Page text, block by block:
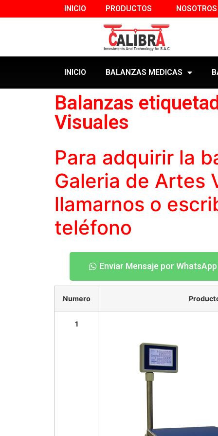
INICIO PRODUCTOS NOSOTROS
INICIO BALANZAS MEDICAS
Balanzas
Visuales
Para adquirir la
Galeria de Artes
llamarnos o
teléfono
Enviar Mensaje por WhatsApp
Numero
1